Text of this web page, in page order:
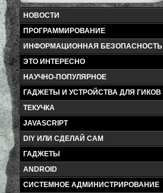
НОВОСТИ
ПРОГРАММИРОВАНИЕ
ИНФОРМАЦИОННАЯ БЕЗОПАСНОСТЬ
ЭТО ИНТЕРЕСНО
НАУЧНО-ПОПУЛЯРНОЕ
ГАДЖЕТЫ И УСТРОЙСТВА ДЛЯ ГИКОВ
ТЕКУЧКА
JAVASCRIPT
DIY ИЛИ СДЕЛАЙ САМ
ГАДЖЕТЫ
ANDROID
СИСТЕМНОЕ АДМИНИСТРИРОВАНИЕ